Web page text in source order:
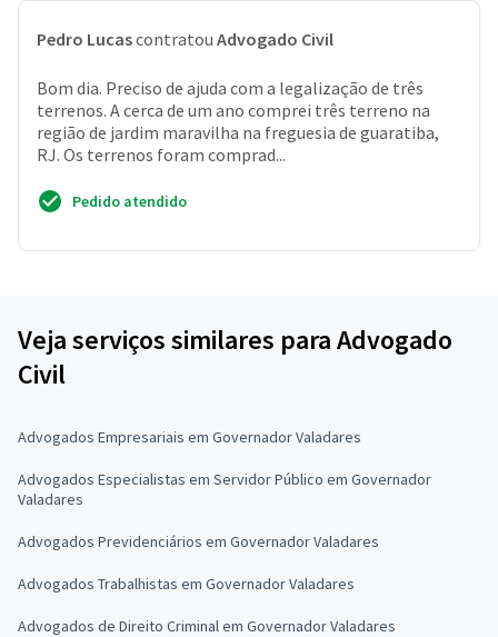
Pedro Lucascontratou Advogado Civil
Bom dia. Preciso de ajuda com a legalização de três
terrenos. A cerca de um ano comprei três terreno na
região de jardim maravilha na freguesia de guaratiba,
RJ. Os terrenos foram comprad...
Pedido atendido
Veja serviços similares para Advogado
Civil
Advogados Empresariais em Governador Valadares
Advogados Especialistas em Servidor Público em Governador
Valadares
Advogados Previdenciários em Governador Valadares
Advogados Trabalhistas em Governador Valadares
Advogados de Direito Criminal em Governador Valadares